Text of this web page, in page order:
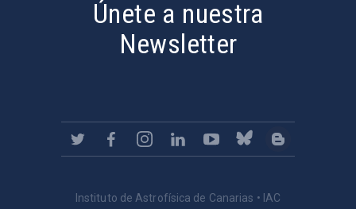
Únete a nuestra
Newsletter
Instituto de Astrofísica de Canarias • IAC